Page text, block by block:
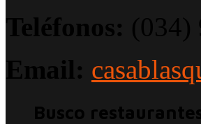
Teléfonos: (034)
Email:
Busco